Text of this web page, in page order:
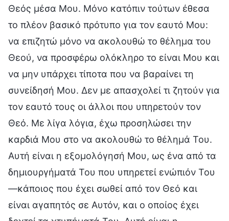
Θεός μέσα Μου. Μόνο κατόπιν τούτων έθεσα
το πλέον βασικό πρότυπο για τον εαυτό Μου:
να επιζητώ μόνο να ακολουθώ το θέλημα του
Θεού, να προσφέρω ολόκληρο το είναι Μου και
να μην υπάρχει τίποτα που να βαραίνει τη
συνείδησή Μου. Δεν με απασχολεί τι ζητούν για
τον εαυτό τους οι άλλοι που υπηρετούν τον
Θεό. Με λίγα λόγια, έχω προσηλώσει την
καρδιά Μου στο να ακολουθώ το θέλημά Του.
Αυτή είναι η εξομολόγησή Μου, ως ένα από τα
δημιουργήματά Του που υπηρετεί ενώπιόν Του
—κάποιος που έχει σωθεί από τον Θεό και
είναι αγαπητός σε Αυτόν, και ο οποίος έχει